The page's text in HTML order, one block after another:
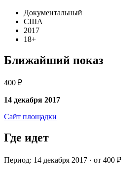
Документальный
США
2017
18+
Ближайший показ
400 ₽
14 декабря 2017
Сайт площадки
Где идет
Период: 14 декабря 2017 · от 400 ₽